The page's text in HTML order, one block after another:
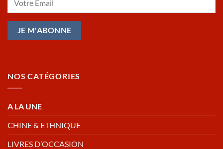
NOS CATÉGORIES
A LA UNE
CHINE & ETHNIQUE
LIVRES D’OCCASION